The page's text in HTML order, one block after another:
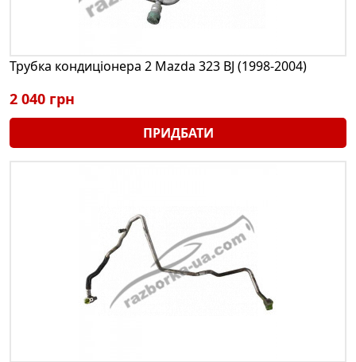
Трубка кондиціонера 2 Mazda 323 BJ (1998-2004)
2 040 грн
ПРИДБАТИ